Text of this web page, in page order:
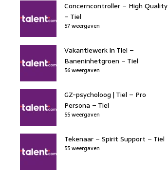
Concerncontroller – High Quality
– Tiel
57 weergaven
Vakantiewerk in Tiel –
Baneninhetgroen – Tiel
56 weergaven
GZ-psycholoog | Tiel – Pro
Persona – Tiel
55 weergaven
Tekenaar – Spirit Support – Tiel
55 weergaven